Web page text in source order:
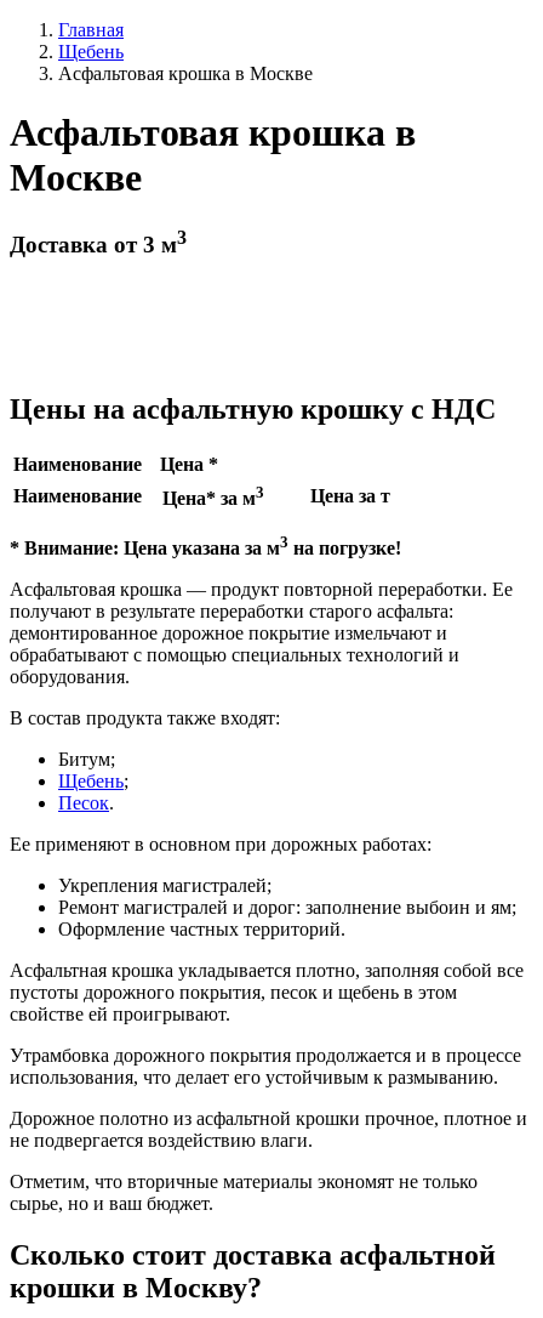
Главная
Щебень
Асфальтовая крошка в Москве
Асфальтовая крошка в
Москве
Доставка от 3 м3
Цены на асфальтную крошку с НДС
Наименование
Цена *
Наименование
Цена* за м3 Цена за т
* Внимание: Цена указана за м3 на погрузке!
Асфальтовая крошка — продукт повторной переработки. Ее
получают в результате переработки старого асфальта:
демонтированное дорожное покрытие измельчают и
обрабатывают с помощью специальных технологий и
оборудования.
В состав продукта также входят:
Битум;
Щебень;
Песок.
Ее применяют в основном при дорожных работах:
Укрепления магистралей;
Ремонт магистралей и дорог: заполнение выбоин и ям;
Оформление частных территорий.
Асфальтная крошка укладывается плотно, заполняя собой все
пустоты дорожного покрытия, песок и щебень в этом
свойстве ей проигрывают.
Утрамбовка дорожного покрытия продолжается и в процессе
использования, что делает его устойчивым к размыванию.
Дорожное полотно из асфальтной крошки прочное, плотное и
не подвергается воздействию влаги.
Отметим, что вторичные материалы экономят не только
сырье, но и ваш бюджет.
Сколько стоит доставка асфальтной
крошки в Москву?